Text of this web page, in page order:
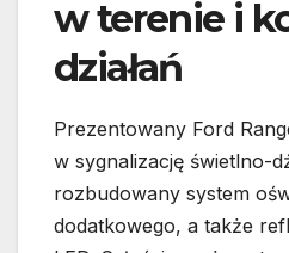
w terenie i
działań
Prezentowany Ford
w sygnalizację świetlno-
rozbudowany system
dodatkowego, a także